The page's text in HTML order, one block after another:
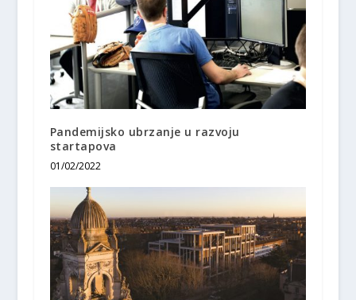
Pandemijsko ubrzanje u razvoju
startapova
01/02/2022